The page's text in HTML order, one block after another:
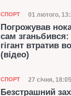
Категорія
СПОРТ Дата
01 лютого,
Погрожував
сам
гігант втратив
(відео)
Категорія
СПОРТ Дата
27 січня, 18:05
Безстрашний